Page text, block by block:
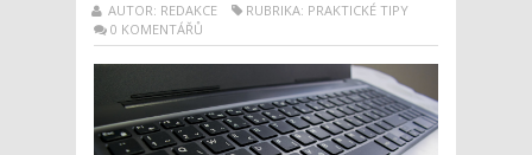
AUTOR: REDAKCE
RUBRIKA: PRAKTICKÉ TIPY
0 KOMENTÁŘŮ